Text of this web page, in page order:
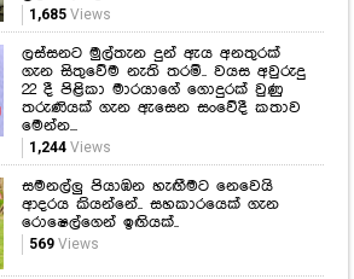
1,244Views
සමනල්ලු පියාඹන හැඟීමට නෙවෙයි
ආදරය කියන්නේ.. සහකාරයෙක් ගැන
රොෂෙල්ගෙන් ඉඟියක්..
569Views
නිකිණි මාසයේ උපන් ඔබත් මේ වගේද..?
574Views